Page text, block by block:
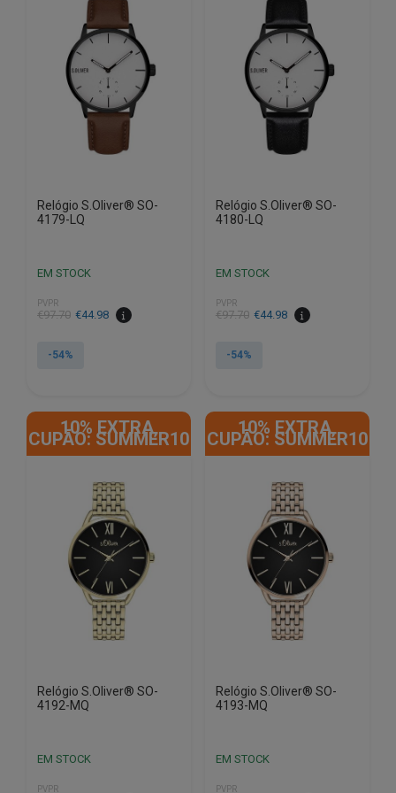
Relógio S.Oliver® SO-
4179-LQ
EM STOCK
PVPR
€97.70
O
original
€44.98
O
atual
-54%
Relógio S.Oliver® SO-
4180-LQ
EM STOCK
PVPR
€97.70
O
original
€44.98
O
atual
-54%
10% EXTRA,
CUPÃO: SUMMER10
Relógio S.Oliver® SO-
4192-MQ
EM STOCK
PVPR
10% EXTRA,
CUPÃO: SUMMER10
Relógio S.Oliver® SO-
4193-MQ
EM STOCK
PVPR